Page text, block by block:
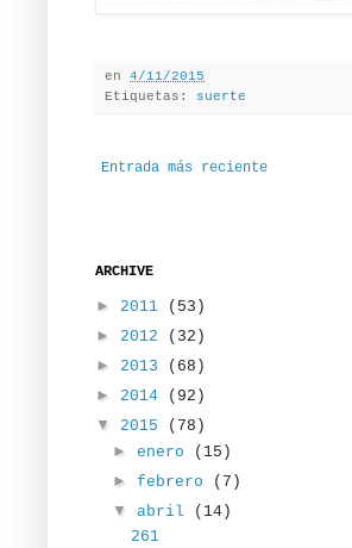
en 4/11/2015
Etiquetas: suerte
Entrada más reciente
ARCHIVE
► 2011
(53)
► 2012
(32)
► 2013
(68)
► 2014
(92)
▼ 2015
(78)
►enero
(15)
►febrero
(7)
▼abril
(14)
261